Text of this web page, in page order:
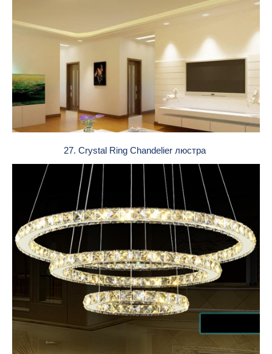
27. Crystal Ring Chandelier люстра